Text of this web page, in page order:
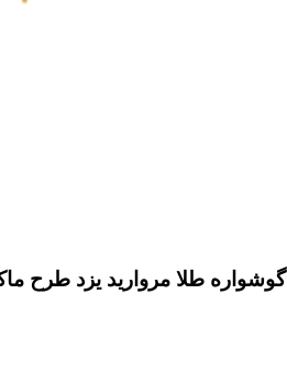
گوشواره طلا مروارید یزد طرح